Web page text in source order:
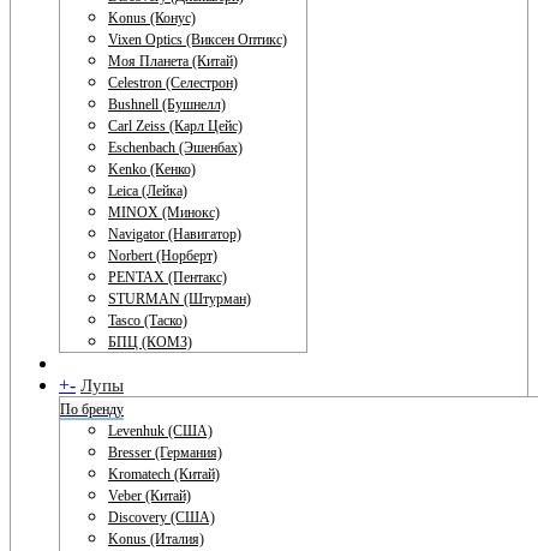
Konus (Конус)
Vixen Optics (Виксен Оптикс)
Моя Планета (Китай)
Celestron (Селестрон)
Bushnell (Бушнелл)
Carl Zeiss (Карл Цейс)
Eschenbach (Эшенбах)
Kenko (Кенко)
Leica (Лейка)
MINOX (Минокс)
Navigator (Навигатор)
Norbert (Норберт)
PENTAX (Пентакс)
STURMAN (Штурман)
Tasco (Таско)
БПЦ (КОМЗ)
+- Лупы
По бренду
Levenhuk (США)
Bresser (Германия)
Kromatech (Китай)
Veber (Китай)
Discovery (США)
Konus (Италия)